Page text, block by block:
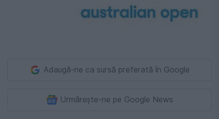
Adaugă-ne ca sursă preferată în Google
Urmărește-ne pe Google News